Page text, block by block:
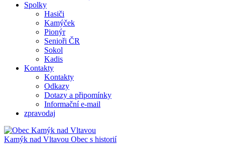
Spolky
Hasiči
Kamýček
Pionýr
Senioři ČR
Sokol
Kadis
Kontakty
Kontakty
Odkazy
Dotazy a připomínky
Informační e-mail
zpravodaj
Kamýk nad Vltavou Obec s historií